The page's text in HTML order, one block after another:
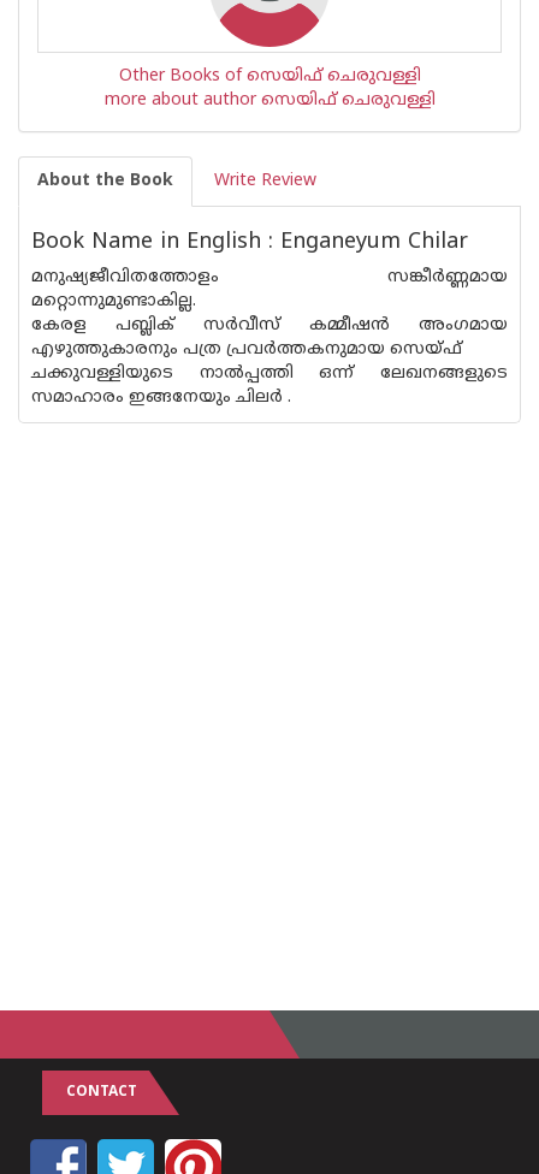
Other Books of സെയിഫ് ചെരുവള്ളി
more about author സെയിഫ് ചെരുവള്ളി
About the Book Write Review
Book Name in English : Enganeyum Chilar
മനുഷ്യജീവിതത്തോളം സങ്കീര്‍ണ്ണമായ
മറ്റൊന്നുമുണ്ടാകില്ല.
കേരള പബ്ലിക് സർവീസ് കമ്മീഷൻ അംഗമായ
എഴുത്തുകാരനും പത്ര പ്രവർത്തകനുമായ സെയ്ഫ്
ചക്കുവള്ളിയുടെ നാൽപ്പത്തി ഒന്ന് ലേഖനങ്ങളുടെ
സമാഹാരം ഇങ്ങനേയും ചിലർ .
CONTACT